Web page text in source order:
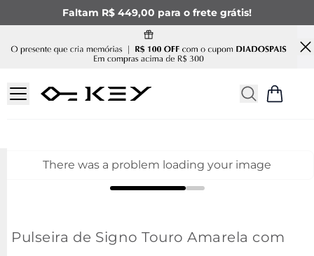
Faltam R$ 449,00 para o frete grátis!
There was a problem loading your image
Pulseira de Signo Touro Amarela com